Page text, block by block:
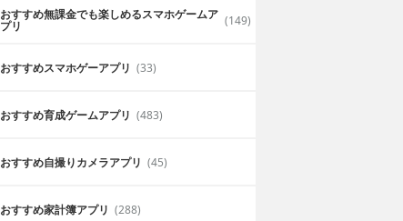
おすすめ無課金でも楽しめるスマホゲームア
プリ (149)
おすすめスマホゲーアプリ (33)
おすすめ育成ゲームアプリ (483)
おすすめ自撮りカメラアプリ (45)
おすすめ家計簿アプリ (288)